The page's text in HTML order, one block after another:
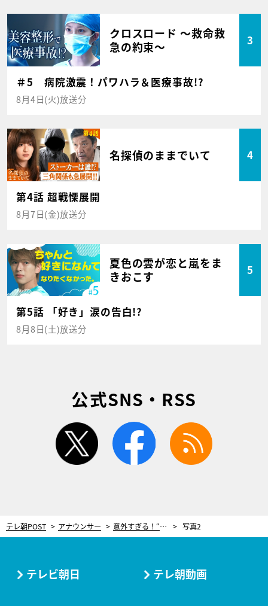
クロスロード ～救命救
急の約束～
3
＃5 病院激震！パワハラ＆医療事故!?
8月4日(火)放送分
名探偵のままでいて 4
第4話 超戦慄展開
8月7日(金)放送分
夏色の雲が恋と嵐をま
きおこす
5
第5話 「好き」涙の告白!?
8月8日(土)放送分
公式SNS・RSS
twitter facebook
テレ朝POST アナウンサー 意外すぎる！“テレ朝アナ”のJK時代のプリントシール「『大丈夫？』と当時の自分に声をかけたい」 写真2
テレビ朝日 テレ朝動画